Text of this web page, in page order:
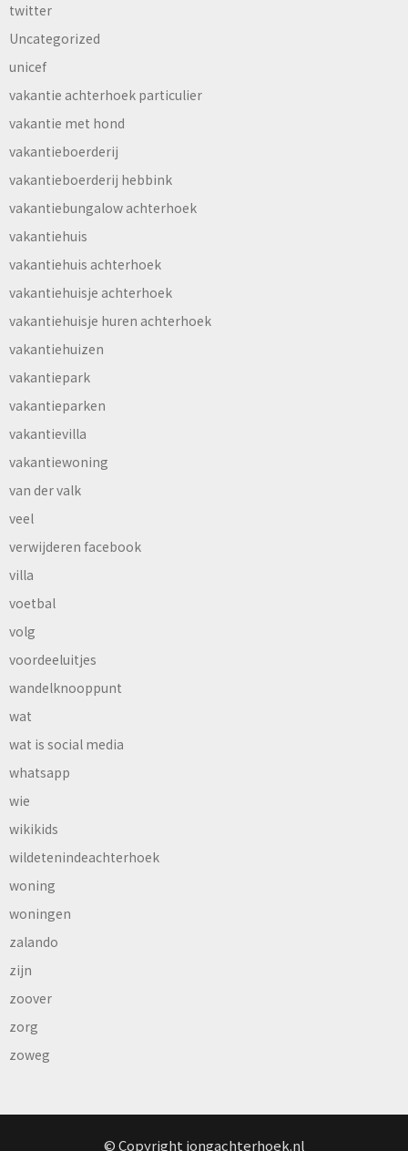
twitter
Uncategorized
unicef
vakantie achterhoek particulier
vakantie met hond
vakantieboerderij
vakantieboerderij hebbink
vakantiebungalow achterhoek
vakantiehuis
vakantiehuis achterhoek
vakantiehuisje achterhoek
vakantiehuisje huren achterhoek
vakantiehuizen
vakantiepark
vakantieparken
vakantievilla
vakantiewoning
van der valk
veel
verwijderen facebook
villa
voetbal
volg
voordeeluitjes
wandelknooppunt
wat
wat is social media
whatsapp
wie
wikikids
wildetenindeachterhoek
woning
woningen
zalando
zijn
zoover
zorg
zoweg
© Copyright jongachterhoek.nl